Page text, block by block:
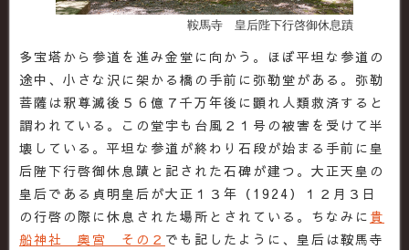
鞍馬寺 皇后陛下行啓御休息蹟
多宝塔から参道を進み金堂に向かう。ほぼ平坦な参道の
途中、小さな沢に架かる橋の手前に弥勒堂がある。弥勒
菩薩は釈尊滅後５６億７千万年後に顕れ人類救済すると
謂われている。この堂宇も台風２１号の被害を受けて半
壊している。平坦な参道が終わり石段が始まる手前に皇
后陛下行啓御休息蹟と記された石碑が建つ。大正天皇の
皇后である貞明皇后が大正１３年（1924）１２月３日
の行啓の際に休息された場所とされている。ちなみに 貴
船神社 奥宮 その２ でも記したように、皇后は鞍馬寺